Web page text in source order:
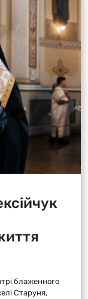
блаженного
Старуня,